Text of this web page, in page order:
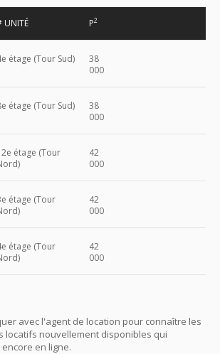
UNITÉ P2
étage (Tour Sud)
38
000
étage (Tour Sud)
38
000
étage (Tour
42
000
étage (Tour
42
000
étage (Tour
42
000
avec l'agent de location pour connaître les
locatifs nouvellement disponibles qui
en ligne.